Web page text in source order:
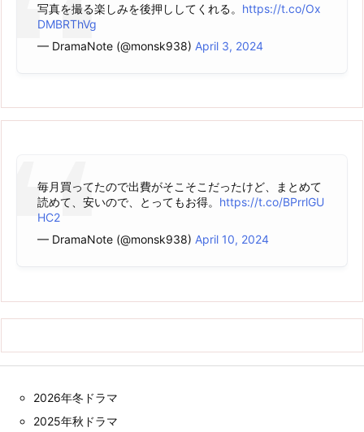
写真を撮る楽しみを後押ししてくれる。 https://t.co/Ox
DMBRThVg
— DramaNote (@monsk938) April 3, 2024
毎月買ってたので出費がそこそこだったけど、まとめて
読めて、安いので、とってもお得。 https://t.co/BPrrlGU
HC2
— DramaNote (@monsk938) April 10, 2024
2026年冬ドラマ
2025年秋ドラマ